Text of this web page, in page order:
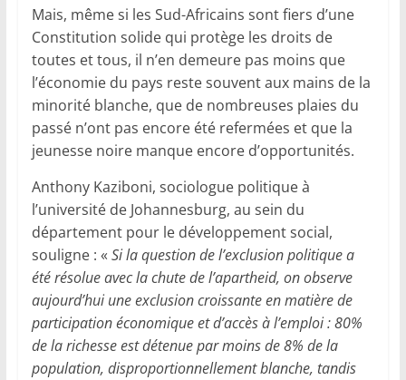
Mais, même si les Sud-Africains sont fiers d’une
Constitution solide qui protège les droits de
toutes et tous, il n’en demeure pas moins que
l’économie du pays reste souvent aux mains de la
minorité blanche, que de nombreuses plaies du
passé n’ont pas encore été refermées et que la
jeunesse noire manque encore d’opportunités.
Anthony Kaziboni, sociologue politique à
l’université de Johannesburg, au sein du
département pour le développement social,
souligne : « Si la question de l’exclusion politique a
été résolue avec la chute de l’apartheid, on observe
aujourd’hui une exclusion croissante en matière de
participation économique et d’accès à l’emploi : 80%
de la richesse est détenue par moins de 8% de la
population, disproportionnellement blanche, tandis